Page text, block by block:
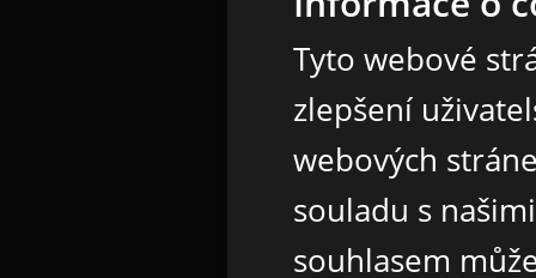
Tyto webové
zlepšení
webových
souladu s
souhlasem